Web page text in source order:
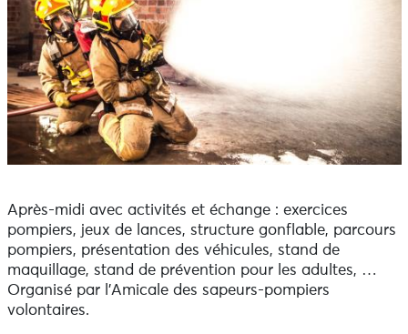
Après-midi avec activités et échange : exercices
pompiers, jeux de lances, structure gonflable, parcours
pompiers, présentation des véhicules, stand de
maquillage, stand de prévention pour les adultes, …
Organisé par l’Amicale des sapeurs-pompiers
volontaires.